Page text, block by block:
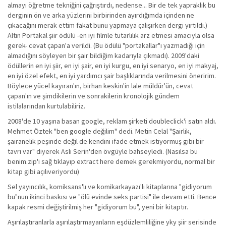
almayı öğretme tekniğini çağrıştırdı, nedense... Bir de tek yapraklık bu
derginin ön ve arka yüzlerini birbirinden ayırdığımda içinden ne
çıkacağını merak ettim fakat bunu yapmaya çalışırken dergi yırtıldı.)
Altın Portakal şiir ödülü -en iyi filmle tutarlılık arz etmesi amacıyla olsa
gerek- cevat çapan'a verildi. (Bu ödülü "portakallar"ı yazmadığı için
almadığını söyleyen bir şair bildiğim kadarıyla çıkmadı). 2009'daki
ödüllerin en iyi şiir, en iyi şair, en iyi kurgu, en iyi senaryo, en iyi makyaj,
en iyi özel efekt, en iyi yardımcı şair başlıklarında verilmesini öneririm.
Böylece yücel kayıran'ın, birhan keskin'in lale müldür'ün, cevat
çapan'ın ve şimdikilerin ve sonrakilerin kronolojik gündem
istilalarından kurtulabiliriz.
2008'de 10 yaşına basan google, reklam şirketi doubleclick'i satın aldı.
Mehmet Öztek "ben google değilim" dedi. Metin Celal "Şairlik,
şairanelik peşinde değil de kendini ifade etmek istiyormuş gibi bir
tavrı var" diyerek Aslı Serin'den övgüyle bahseyledi. (Nasılsa bu
benim.zip'i sağ tıklayıp extract here demek gerekmiyordu, normal bir
kitap gibi açılıveriyordu)
Sel yayıncılık, komiksans'lı ve komikarkayazı'lı kitaplarına "gidiyorum
bu"nun ikinci baskısı ve "ölü evinde seks partisi" ile devam etti. Bence
kapak resmi değiştirilmiş her "gidiyorum bu", yeni bir kitaptır.
Aşırılaştıranlarla aşırılaştırmayanların eşdüzlemliliğine yky şiir serisinde